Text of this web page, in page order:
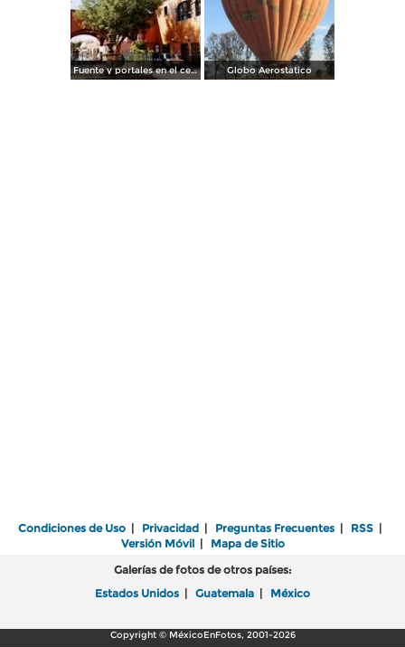
Fuente y portales en el centro de Tequisquiapan, Querétaro Globo Aerostatico
Condiciones de Uso | Privacidad | Preguntas Frecuentes | RSS |
Versión Móvil| Mapa de Sitio
Galerías de fotos de otros países:
Estados Unidos | Guatemala | México
Copyright © MéxicoEnFotos, 2001-2026